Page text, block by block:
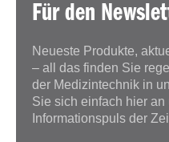
Für den
Neueste Produkte,
– all das finden Sie
der Medizintechnik in
Sie sich einfach hier
Informationspuls der